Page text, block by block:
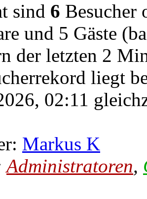
sind 6 Besucher
und 5 Gäste
der letzten 2
liegt
02:11
Markus K
Administratoren,